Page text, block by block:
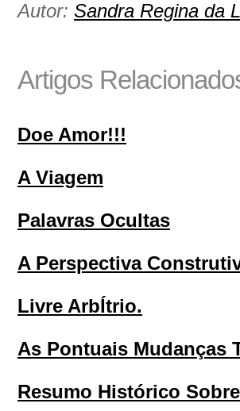
Autor: Sandra Regina da
Artigos
Doe Amor!!!
A Viagem
Palavras Ocultas
A Perspectiva
Livre ArbÍtrio.
As Pontuais Mudanças
Resumo Histórico